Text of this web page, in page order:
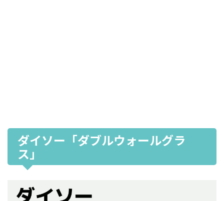
ダイソー「ダブルウォールグラ
ス」